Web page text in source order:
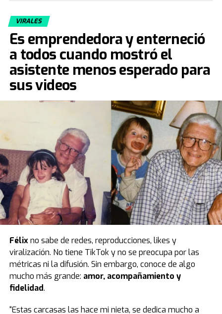
VIRALES
Es emprendedora y enterneció
a todos cuando mostró el
asistente menos esperado para
sus videos
Félixno sabe de redes, reproducciones, likes y
viralización. No tiene TikTok y no se preocupa por las
métricas ni la difusión. Sin embargo, conoce de algo
mucho más grande: amor, acompañamiento y
fidelidad.
“Estas carcasas las hace mi nieta, se dedica mucho a